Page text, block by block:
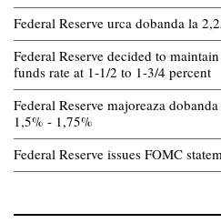
Federal Reserve urca dobanda la
Federal Reserve decided to
funds rate at 1-1/2 to 1-3/4 percent
Federal Reserve majoreaza
1,5% - 1,75%
Federal Reserve issues FOMC